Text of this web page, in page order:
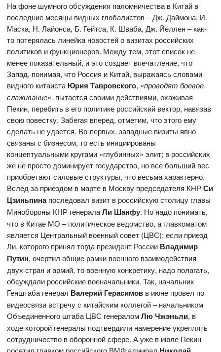
На фоне шумного обсуждения паломничества в Китай в
последние месяцы видных глобалистов – Дж. Даймона, И.
Маска, Н. Лайонса, Б. Гейтса, К. Шваба, Дж. Йеллен – как-
то потерялась линейка новостей о визитах российских
политиков и функционеров. Между тем, этот список не
менее показательный, и это создает впечатление, что
Запад, понимая, что Россия и Китай, выражаясь словами
видного китаистаЮрия Тавровского, «проводят боевое
слаживание», пытается своими действиями, охаживая
Пекин, перебить в его политике российский вектор, навязав
свою повестку. Забегая вперед, отметим, что этого ему
сделать не удается. Во-первых, западные визиты явно
связаны с бизнесом, то есть инициированы
концептуальными кругами «глубинных» элит; в российских
же не просто доминирует государство, но все больший вес
приобретают силовые структуры, что весьма характерно.
Вслед за приездом в марте в Москву председателя КНРСи
Цзиньпинапоследовал визит в российскую столицу главы
Минобороны КНР генералаЛи Шанфу. Но надо понимать,
что в Китае МО – политическое ведомство, а главкоматом
является Центральный военный совет (ЦВС); если приезд
Ли, которого принял тогда президент России Владимир
Путин, очертил общие рамки военного взаимодействия
двух стран и армий, то военную конкретику, надо полагать,
обсуждали российские военачальники. Так, начальник
Генштаба генерал Валерий Герасимов в июне провел по
видеосвязи встречу с китайским коллегой – начальником
Объединенного штаба ЦВС генераломЛю Чжэньли, в
ходе которой генералы подтвердили намерение укреплять
сотрудничество в оборонной сфере. А уже в июле Пекин